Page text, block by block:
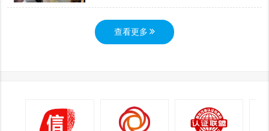
查看更多